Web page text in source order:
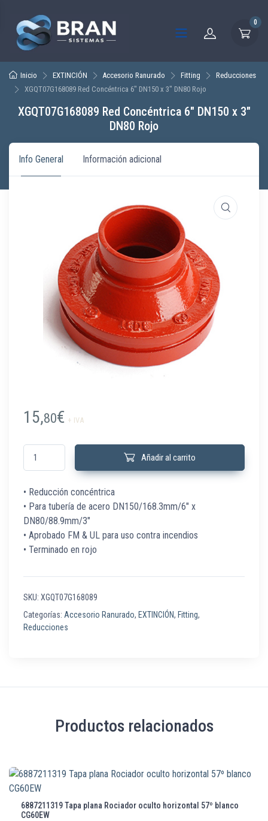
0
Inicio EXTINCIÓN Accesorio Ranurado Fitting
Reducciones
XGQT07G168089 Red Concéntrica 6″ DN150 x 3″ DN80 Rojo
XGQT07G168089 Red Concéntrica 6″ DN150 x 3″
DN80 Rojo
Info General Información adicional
15,80€ + IVA
XGQT07G168089 Red Concéntrica 6" DN150 x 3" DN80 Rojo cantidad
Añadir al carrito
• Reducción concéntrica
• Para tubería de acero DN150/168.3mm/6″ x
DN80/88.9mm/3″
• Aprobado FM & UL para uso contra incendios
• Terminado en rojo
SKU: XGQT07G168089
Categorías: Accesorio Ranurado, EXTINCIÓN, Fitting,
Reducciones
Productos relacionados
6887211319 Tapa plana Rociador oculto horizontal 57º blanco
CG60EW